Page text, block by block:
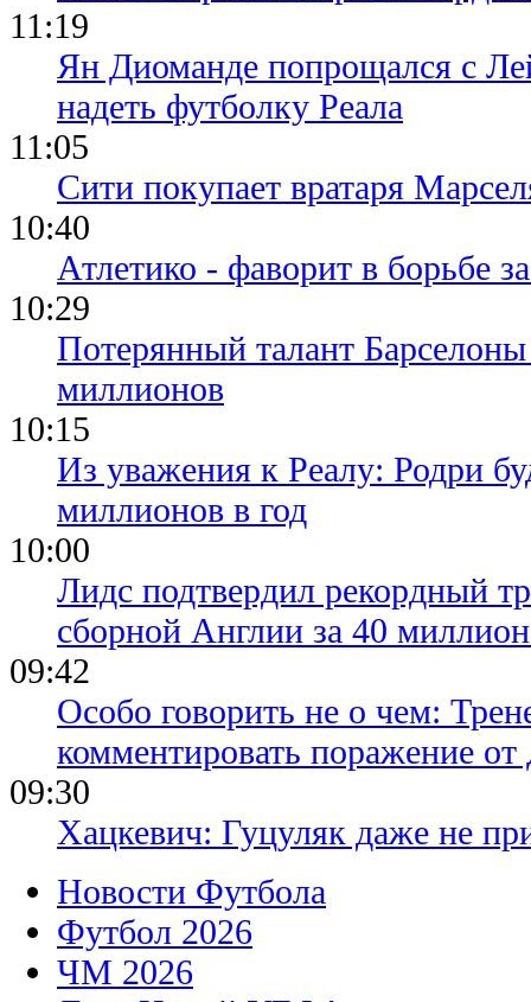
11:19
Ян Диоманде попрощался с
надеть футболку Реала
11:05
Сити покупает вратаря
10:40
Атлетико - фаворит в борьбе
10:29
Потерянный талант
миллионов
10:15
Из уважения к Реалу: Родри
миллионов в год
10:00
Лидс подтвердил рекордный
сборной Англии за 40
09:42
Особо говорить не о чем:
комментировать поражение
09:30
Хацкевич: Гуцуляк даже не
Новости Футбола
Футбол 2026
ЧМ 2026